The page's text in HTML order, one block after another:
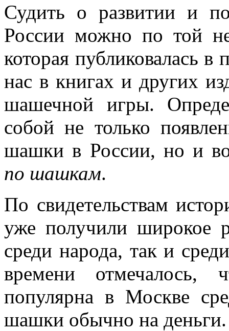
Судить о развитии и
России можно по той
которая публиковалась
нас в книгах и других
шашечной игры.
собой не только
шашки в России, но и
по шашкам.
По свидетельствам
уже получили широкое
среди народа, так и
времени
популярна в Москве
шашки обычно на деньги.